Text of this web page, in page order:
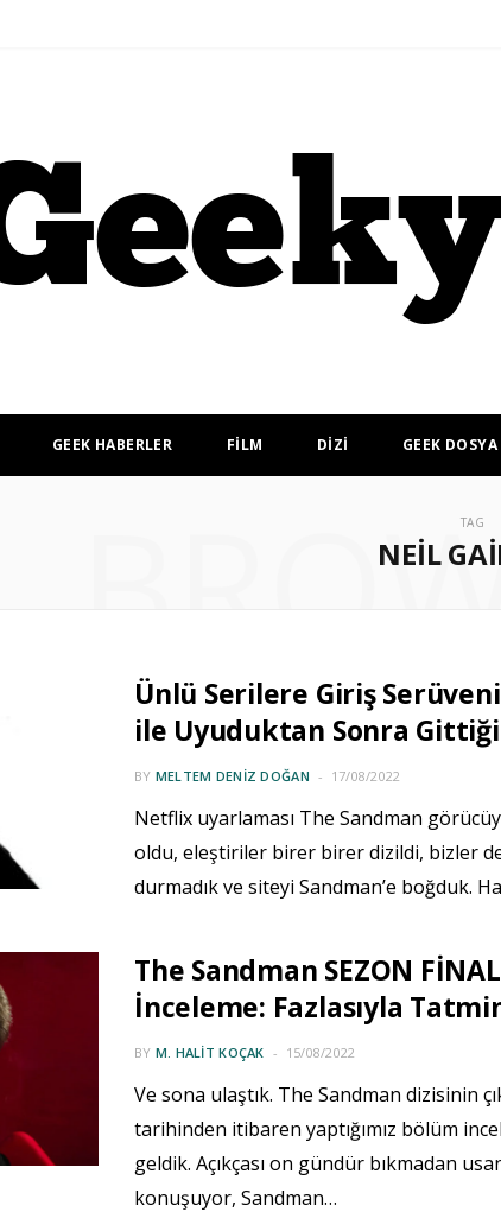
GEEK HABERLER FİLM DİZİ GEEK DOSYA
TAG
NEIL
Ünlü Serilere Giriş
ile Uyuduktan Sonra
BY MELTEM DENIZ DOĞAN 17/08/2022
Netflix uyarlaması The Sandman
oldu, eleştiriler birer birer dizildi, bizler
durmadık ve siteyi Sandman’e boğduk.
The Sandman SEZON
İnceleme: Fazlasıyla
BY M. HALIT KOÇAK 15/08/2022
Ve sona ulaştık. The Sandman dizisinin
tarihinden itibaren yaptığımız bölüm
geldik. Açıkçası on gündür bıkmadan
konuşuyor, Sandman…